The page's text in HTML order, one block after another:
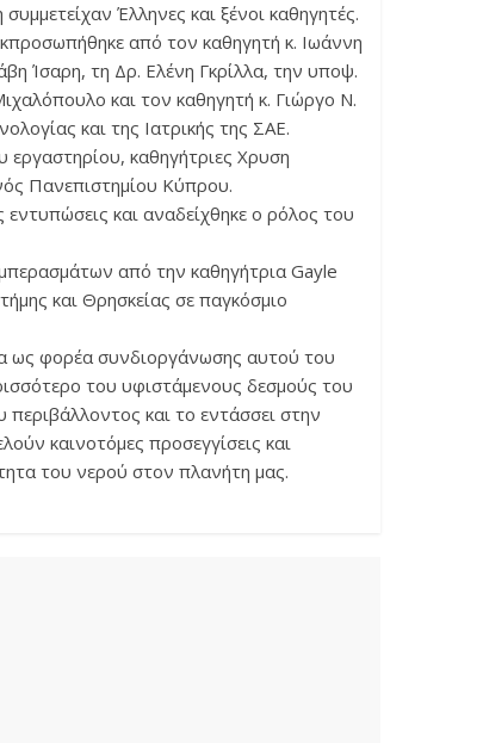
Έλληνες και ξένοι καθηγητές.
από τον καθηγητή κ. Ιωάννη
Ίσαρη, τη Δρ. Ελένη Γκρίλλα, την υποψ.
και τον καθηγητή κ. Γιώργο Ν.
και της Ιατρικής της ΣΑΕ.
εργαστηρίου, καθηγήτριες Χρυση
Πανεπιστημίου Κύπρου.
και αναδείχθηκε ο ρόλος του
από την καθηγήτρια Gayle
και Θρησκείας σε παγκόσμιο
ως φορέα συνδιοργάνωσης αυτού του
του υφιστάμενους δεσμούς του
και το εντάσσει στην
καινοτόμες προσεγγίσεις και
του νερού στον πλανήτη μας.